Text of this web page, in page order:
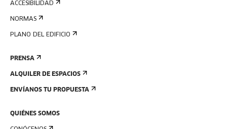
ACCESIBILIDAD
NORMAS
PLANO DEL EDIFICIO
PRENSA
ALQUILER DE ESPACIOS
ENVÍANOS TU PROPUESTA
QUIÉNES SOMOS